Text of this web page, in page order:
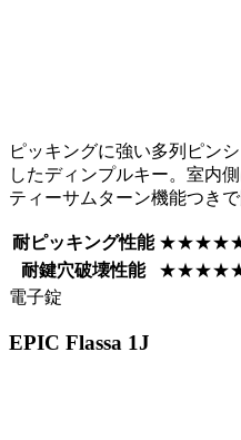
ピッキングに強い多列ピン
したディンプルキー。室内
ティーサムターン機能つき
耐ピッキング性能
耐鍵穴破壊性能
電子錠
EPIC Flassa 1J